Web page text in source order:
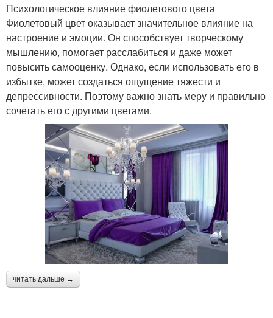
Психологическое влияние фиолетового цвета
Фиолетовый цвет оказывает значительное влияние на
настроение и эмоции. Он способствует творческому
мышлению, помогает расслабиться и даже может
повысить самооценку. Однако, если использовать его в
избытке, может создаться ощущение тяжести и
депрессивности. Поэтому важно знать меру и правильно
сочетать его с другими цветами.
читать дальше →